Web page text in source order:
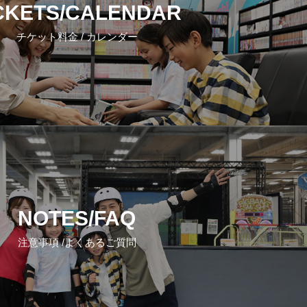
CALENDAR
チケット料金 / カレンダー
NOTES/FAQ
注意事項 /よくあるご質問